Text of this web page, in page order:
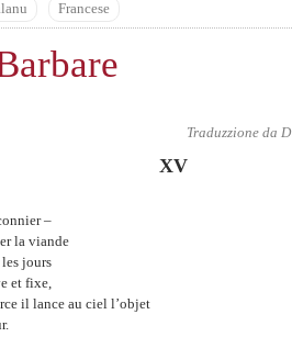
Francese
Traduzzione da
XV
–
la viande
jours
et fixe,
il lance au ciel l’objet